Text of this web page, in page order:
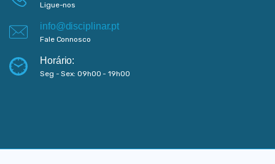
Ligue-nos
info@disciplinar.pt
Fale Connosco
Horário:
Seg - Sex: 09h00 - 19h00